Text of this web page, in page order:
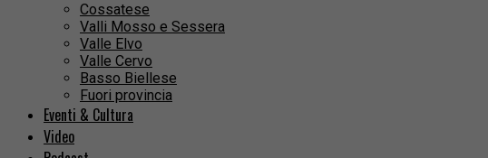
Cossatese
Valli Mosso e Sessera
Valle Elvo
Valle Cervo
Basso Biellese
Fuori provincia
Eventi & Cultura
Video